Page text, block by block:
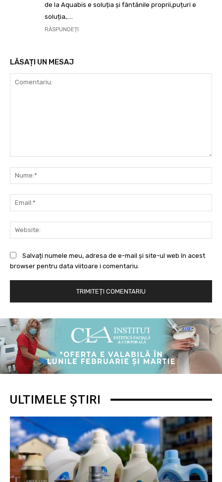
de la Aquabis e soluția și fântânile proprii,puțuri e
soluția,….
RĂSPUNDEȚI
LĂSAȚI UN MESAJ
Salvați numele meu, adresa de e-mail și site-ul web în acest
browser pentru data viitoare i comentariu.
ULTIMELE ȘTIRI